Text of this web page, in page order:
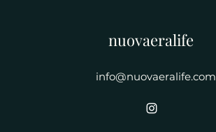
nuovaeralife
info@nuovaeralife.com